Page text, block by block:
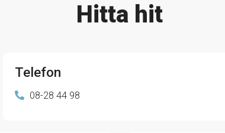
Hitta hit
Telefon
08-28 44 98